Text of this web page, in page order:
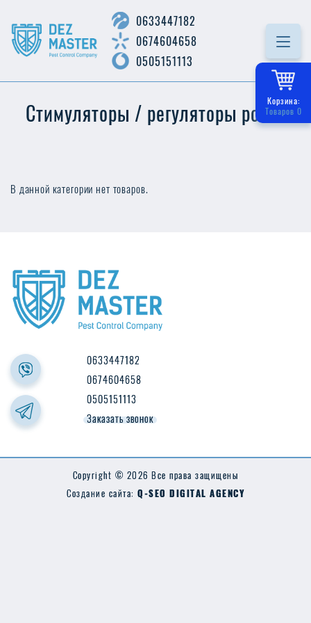
0633447182
0674604658
0505151113
Корзина:
Товаров 0
Стимуляторы / регуляторы роста
В данной категории нет товаров.
0633447182
0674604658
0505151113
Заказать звонок
Copyright © 2026 Все права защищены
Создание сайта: Q-SEO DIGITAL AGENCY